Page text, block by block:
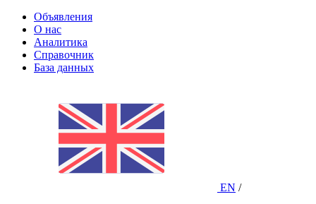
Объявления
О нас
Аналитика
Справочник
База данных
EN /